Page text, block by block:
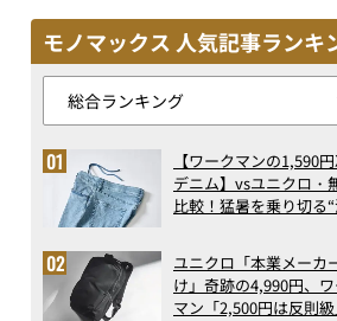
モノマックス 人気記事ランキ
【ワークマンの1,590
デニム】vsユニクロ・
比較！猛暑を乗り切る
で決定版
ユニクロ「本業メーカ
け」奇跡の4,990円、ワ
マン「2,500円は反則